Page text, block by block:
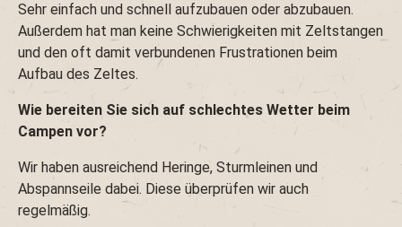
Sehr einfach und schnell aufzubauen oder abzubauen.
Außerdem hat man keine Schwierigkeiten mit Zeltstangen
und den oft damit verbundenen Frustrationen beim
Aufbau des Zeltes.
Wie bereiten Sie sich auf schlechtes Wetter beim
Campen vor?
Wir haben ausreichend Heringe, Sturmleinen und
Abspannseile dabei. Diese überprüfen wir auch
regelmäßig.